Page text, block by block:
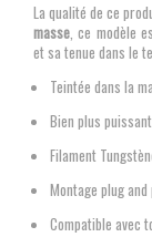
La qualité de ce
masse, ce modèle
et sa tenue dans le
Teintée dans la
Bien plus
Filament
Montage plug
Compatible avec